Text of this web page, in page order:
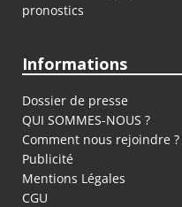
pronostics
Informations
Dossier de presse
QUI SOMMES-NOUS ?
Comment nous rejoindre ?
Publicité
Mentions Légales
CGU